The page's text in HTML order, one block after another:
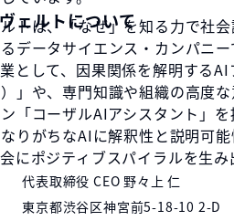
ェルトについて
トは、「なぜ」を知る力で社
データサイエンス・カンパニ
として、因果関係を解明する
」や、専門知識や組織の高度
「コーザルAIアシスタント」
りがちなAIに解釈性と説明可
にポジティブスパイラルを生み
代表取締役 CEO 野々上 仁
東京都渋谷区神宮前5-18-10 2-D